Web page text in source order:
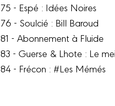
75 - Espé : Idées Noires
76 - Soulcié : Bill Baroud
81 - Abonnement à Fluide
83 - Guerse & Lhote : Le
84 - Frécon : #Les Mémés